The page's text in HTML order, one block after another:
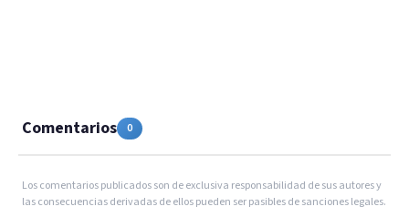
Comentarios 0
Los comentarios publicados son de exclusiva responsabilidad de sus autores y
las consecuencias derivadas de ellos pueden ser pasibles de sanciones legales.